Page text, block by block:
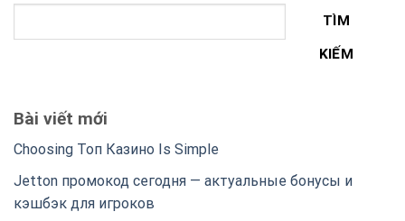
TÌM
KIẾM
Bài viết mới
Choosing Топ Казино Is Simple
Jetton промокод сегодня — актуальные бонусы и
кэшбэк для игроков